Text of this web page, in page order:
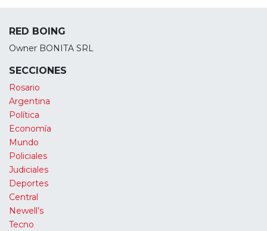
RED BOING
Owner BONITA SRL
SECCIONES
Rosario
Argentina
Política
Economía
Mundo
Policiales
Judiciales
Deportes
Central
Newell’s
Tecno